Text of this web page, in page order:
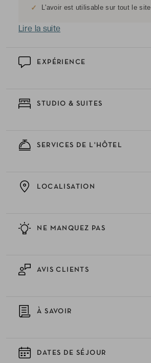
EXPÉRIENCE
STUDIO & SUITES
SERVICES DE L'HÔTEL
NE MANQUEZ PAS
LOCALISATION
AVIS CLIENTS
À SAVOIR
DATES DE SÉJOUR
✓ L'avoir est utilisable sur tout le site
Lire la suite